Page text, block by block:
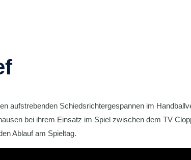
aufstrebenden Schiedsrichtergespannen im
bei ihrem Einsatz im Spiel zwischen dem TV
Ablauf am Spieltag.